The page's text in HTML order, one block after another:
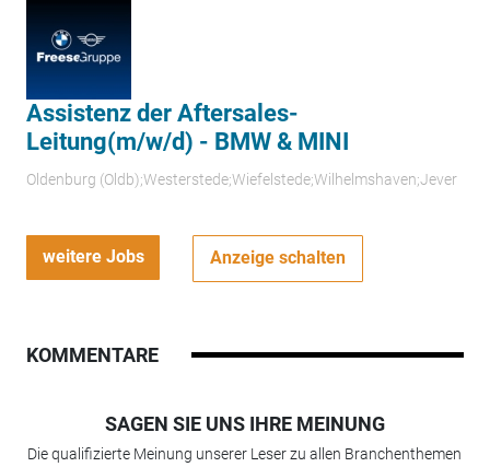
Assistenz der Aftersales-
Leitung(m/w/d) - BMW & MINI
Oldenburg (Oldb);Westerstede;Wiefelstede;Wilhelmshaven;Jever
weitere Jobs Anzeige schalten
KOMMENTARE
SAGEN SIE UNS IHRE MEINUNG
Die qualifizierte Meinung unserer Leser zu allen Branchenthemen